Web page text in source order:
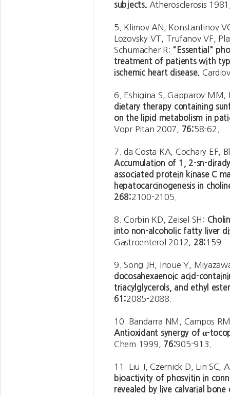
subjects.
Atherosclerosis
5. Klimov AN, Konstantinov
Lozovsky VT, Trufanov VF,
Schumacher R: "Essential"
treatment of patients with
ischemic heart disease.
6. Eshigina S, Gapparov
dietary therapy containing
on the lipid metabolism in
Vopr Pitan 2007, 76:58-62.
7. da Costa KA, Cochary EF,
Accumulation of 1, 2-sn-
associated protein kinase C
hepatocarcinogenesis in
268:2100-2105.
8. Corbin KD, Zeisel SH:
into non-alcoholic fatty liver
Gastroenterol 2012, 28:159.
9. Song JH, Inoue Y,
docosahexaenoic acid-
triacylglycerols, and ethyl
61:2085-2088.
10. Bandarra NM, Campos
Antioxidant synergy of α-
Chem 1999, 76:905-913.
11. Liu J, Czernick D, Lin SC,
bioactivity of phosvitin in
revealed by live calvarial